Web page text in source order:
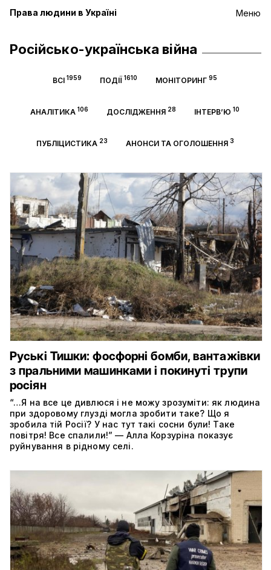
Меню
Права людини в Україні
Російсько-українська війна
ВСІ 1959 ПОДІЇ 1610 МОНІТОРИНГ 95
АНАЛІТИКА 106 ДОСЛІДЖЕННЯ 28 ІНТЕРВ’Ю 10
ПУБЛІЦИСТИКА 23 АНОНСИ ТА ОГОЛОШЕННЯ3
Руські Тишки: фосфорні бомби, вантажівки
з пральними машинками і покинуті трупи
росіян
“…Я на все це дивлюся і не можу зрозуміти: як людина
при здоровому глузді могла зробити таке? Що я
зробила тій Росії? У нас тут такі сосни були! Таке
повітря! Все спалили!” — Алла Корзуріна показує
руйнування в рідному селі.